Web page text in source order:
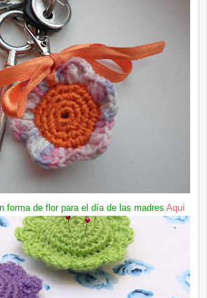
forma de flor para el día de las madres Aquí